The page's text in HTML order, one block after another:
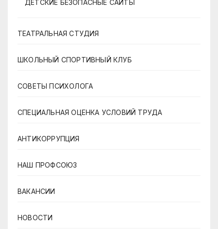
ДЕТСКИЕ БЕЗОПАСНЫЕ САЙТЫ
ТЕАТРАЛЬНАЯ СТУДИЯ
ШКОЛЬНЫЙ СПОРТИВНЫЙ КЛУБ
СОВЕТЫ ПСИХОЛОГА
СПЕЦИАЛЬНАЯ ОЦЕНКА УСЛОВИЙ ТРУДА
АНТИКОРРУПЦИЯ
НАШ ПРОФСОЮЗ
ВАКАНСИИ
НОВОСТИ